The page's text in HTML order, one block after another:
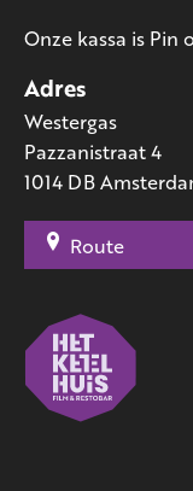
Adres
Westergas
Pazzanistraat 4
1014 DB
Route
Onze kassa is Pin